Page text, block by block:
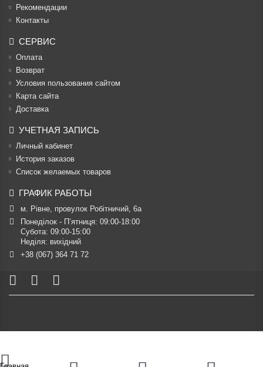
Рекомендации
Контакты
СЕРВИС
Оплата
Возврат
Условия пользования сайтом
Карта сайта
Доставка
УЧЕТНАЯ ЗАПИСЬ
Личный кабинет
История заказов
Список желаемых товаров
ГРАФИК РАБОТЫ
м. Рівне, провулок Робітничий, 6а
Понеділок - П’ятниця: 09:00-18:00
Субота: 09:00-15:00
Неділя: вихідний
+38 (067) 364 71 72